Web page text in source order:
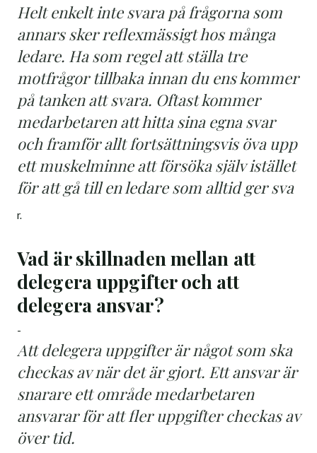
Helt enkelt inte svara på frågorna som
annars sker reflexmässigt hos många
ledare. Ha som regel att ställa tre
motfrågor tillbaka innan du ens kommer
på tanken att svara. Oftast kommer
medarbetaren att hitta sina egna svar
och framför allt fortsättningsvis öva upp
ett muskelminne att försöka själv istället
för att gå till en ledare som alltid ger sva
r.
Vad är skillnaden mellan att
delegera uppgifter och att
delegera ansvar?
-
Att delegera uppgifter är något som ska
checkas av när det är gjort. Ett ansvar är
snarare ett område medarbetaren
ansvarar för att fler uppgifter checkas av
över tid.